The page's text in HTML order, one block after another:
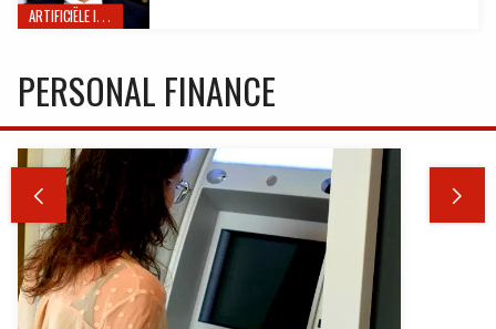
ARTIFICIËLE INTELLIGENTIE
PERSONAL FINANCE
 